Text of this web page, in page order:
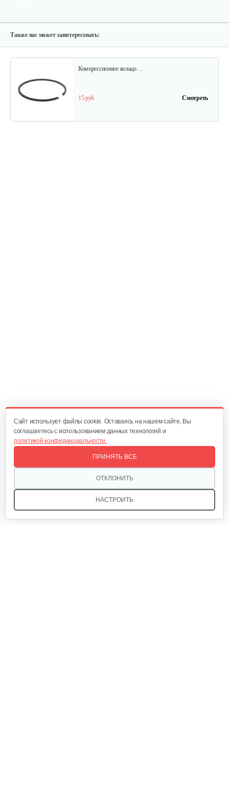
Также вас может заинтересовать:
Компрессионное кольцо…
15 руб Смотреть
Cайт использует файлы cookie. Оставаясь на нашем сайте, Вы
соглашаетесь с использованием данных технологий и
политикой конфиденциальности.
НАСТРОИТЬ
ОТКЛОНИТЬ
ПРИНЯТЬ ВСЕ